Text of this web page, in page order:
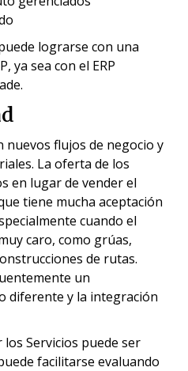
lograrse con una
ya sea con el ERP
nuevos flujos de negocio y
La oferta de los
en lugar de vender el
tiene mucha aceptación
cuando el
caro, como grúas,
de rutas.
un
diferente y la integración
Servicios puede ser
facilitarse evaluando